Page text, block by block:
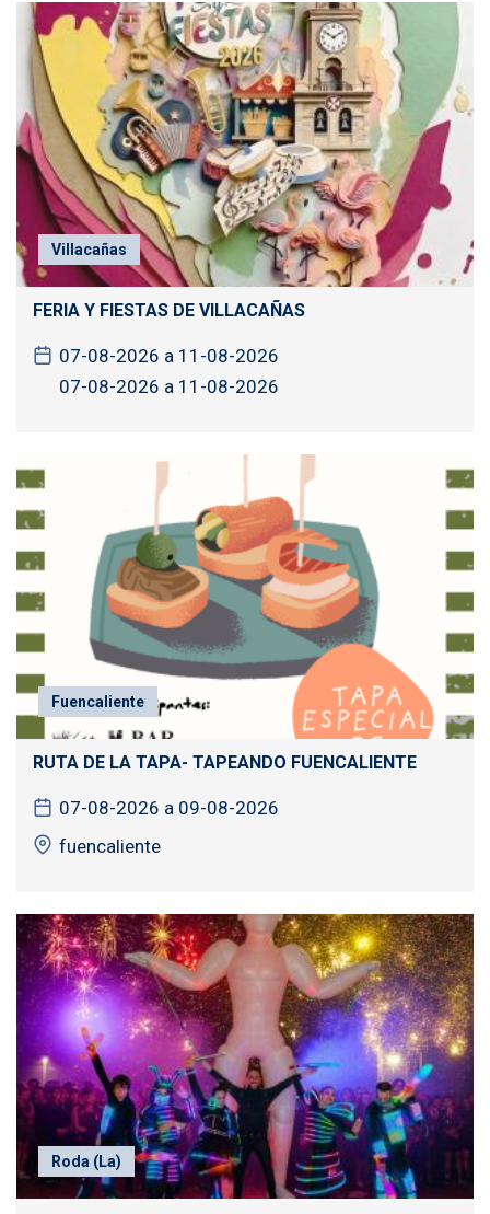
Villacañas
FERIA Y FIESTAS DE VILLACAÑAS
07-08-2026 a 11-08-2026
07-08-2026 a 11-08-2026
Fuencaliente
RUTA DE LA TAPA- TAPEANDO FUENCALIENTE
07-08-2026 a 09-08-2026
fuencaliente
Roda (La)